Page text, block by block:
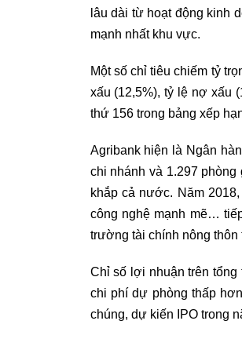
lâu dài từ hoạt động kinh
mạnh nhất khu vực.
Một số chỉ tiêu chiếm tỷ
xấu (12,5%), tỷ lệ nợ xấu
thứ 156 trong bảng xếp
Agribank hiện là Ngân
chi nhánh và 1.297 phòng
khắp cả nước. Năm
công nghệ mạnh mẽ…
trường tài chính nông thôn
Chỉ số lợi nhuận trên tổng
chi phí dự phòng thấp
chúng, dự kiến IPO trong